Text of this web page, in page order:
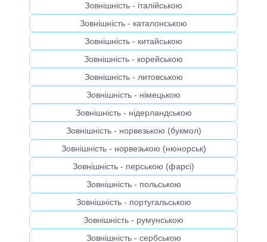
Зовнішність - італійською
Зовнішність - каталонською
Зовнішність - китайською
Зовнішність - корейською
Зовнішність - литовською
Зовнішність - німецькою
Зовнішність - нідерландською
Зовнішність - норвезькою (букмол)
Зовнішність - норвезькою (нюнорськ)
Зовнішність - перською (фарсі)
Зовнішність - польською
Зовнішність - португальською
Зовнішність - румунською
Зовнішність - сербською